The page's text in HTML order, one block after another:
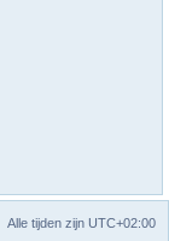
Alle tijden zijn UTC+02:00